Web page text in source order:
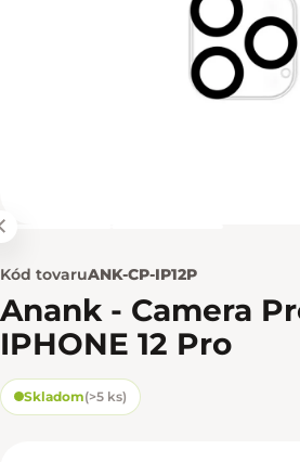
Kód tovaruANK-CP-IP12P
Anank - Camera
IPHONE 12 Pro
Skladom(>5 ks)